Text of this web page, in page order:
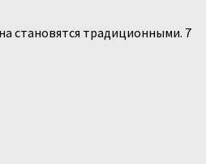
становятся традиционными. 7